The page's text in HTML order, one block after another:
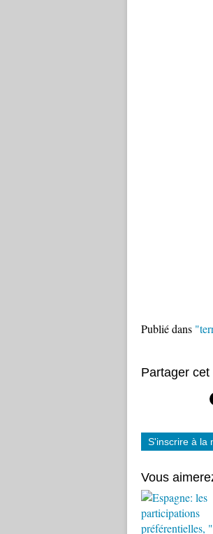
Publié dans
Partager cet
S'inscrire à la
Vous